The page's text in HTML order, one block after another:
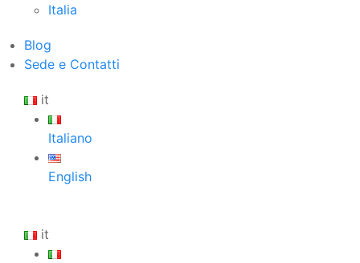
Italia
Blog
Sede e Contatti
it
Italiano
English
it